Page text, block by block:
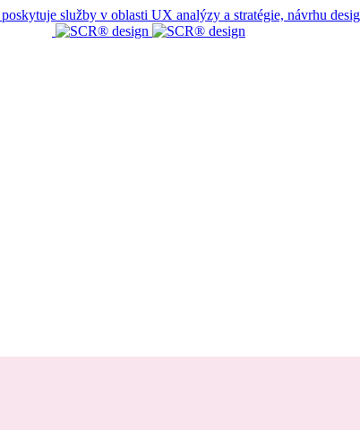
služby v oblasti UX analýzy a stratégie, návrhu